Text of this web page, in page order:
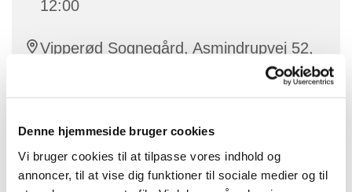
Denne hjemmeside bruger cookies
Vi bruger cookies til at tilpasse vores indhold og
annoncer, til at vise dig funktioner til sociale medier og til
12:00
Vipperød Sognegård, Asmindrupvej 52,
I Vipperød sognegård starter hver uge med, at en lille
flok glade håndarbejdskvinder (Hattedamerne)